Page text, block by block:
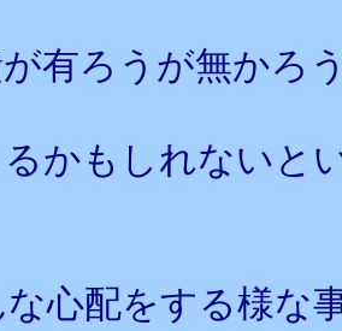
有ろうが無かろ
かもしれないと
心配をする様な